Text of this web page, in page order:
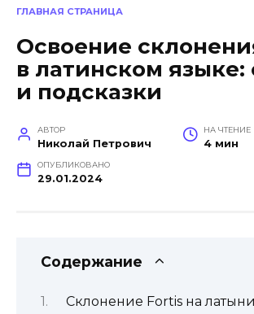
ГЛАВНАЯ СТРАНИЦА
Освоение
в латинском языке:
и подсказки
АВТОР
Николай Петрович
НА ЧТЕНИЕ
4 мин
ОПУБЛИКОВАНО
29.01.2024
Содержание
Склонение Fortis на латыни